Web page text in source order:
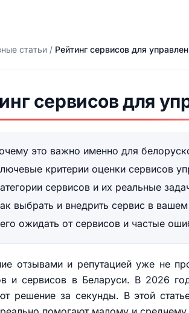
статьи / Рейтинг сервисов для
сервисов для
это важно именно для
критерии оценки сервисов
сервисов и их реальные
выбрать и внедрить сервис в
ожидать от сервисов и частые
отзывами и репутацией уже не
и сервисов в Беларуси. В 2026
решение за секунды. В этой